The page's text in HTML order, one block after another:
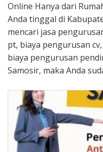
Online Hanya dari
Anda tinggal di
mencari jasa
pt, biaya pengurusan
biaya pengurusan
Samosir, maka Anda